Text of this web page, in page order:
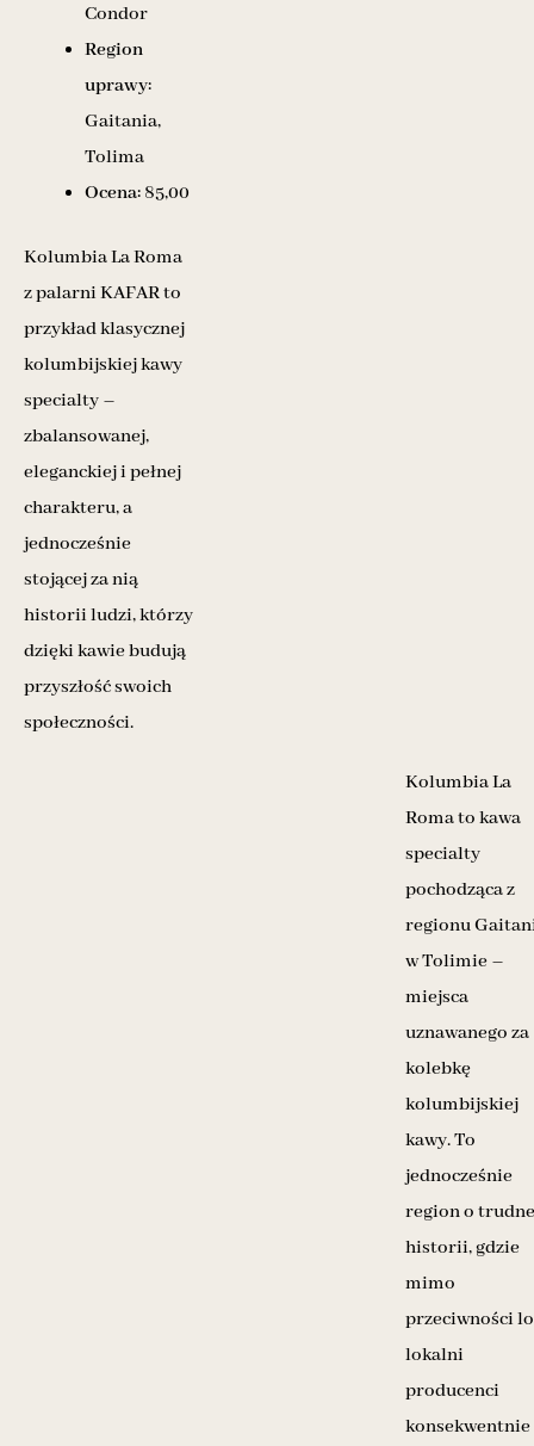
Condor
Region
uprawy:
Gaitania,
Tolima
Ocena: 85,00
Kolumbia La Roma
z palarni KAFAR to
przykład klasycznej
kolumbijskiej kawy
specialty –
zbalansowanej,
eleganckiej i pełnej
charakteru, a
jednocześnie
stojącej za nią
historii ludzi, którzy
dzięki kawie budują
przyszłość swoich
społeczności.
Kolumbia La
Roma to kawa
specialty
pochodząca z
regionu
w Tolimie –
miejsca
uznawanego za
kolebkę
kolumbijskiej
kawy. To
jednocześnie
region o
historii, gdzie
mimo
przeciwności
lokalni
producenci
konsekwentnie